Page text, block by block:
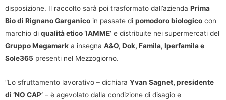
disposizione. Il raccolto sarà poi trasformato dall’azienda Prima
Bio di Rignano Garganico in passate di pomodoro biologico con
marchio di qualità etico ‘IAMME’ e distribuite nei supermercati del
Gruppo Megamark a insegna A&O, Dok, Famila, Iperfamila e
Sole365 presenti nel Mezzogiorno.
“Lo sfruttamento lavorativo – dichiara Yvan Sagnet, presidente
di ‘NO CAP’ – è agevolato dalla condizione di disagio e